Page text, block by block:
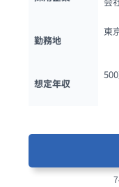
勤務地
東
想定年収